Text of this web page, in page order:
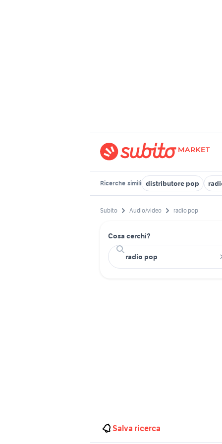
Ricerche simili distributore pop
Subito Audio/video radio pop
Cosa cerchi?
Salva ricerca